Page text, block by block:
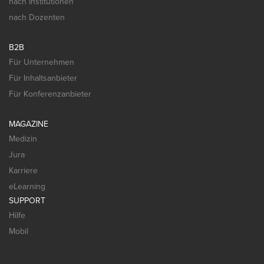
nach Dozenten
B2B
Für Unternehmen
Für Inhaltsanbieter
Für Konferenzanbieter
MAGAZINE
Medizin
Jura
Karriere
eLearning
SUPPORT
Hilfe
Mobil